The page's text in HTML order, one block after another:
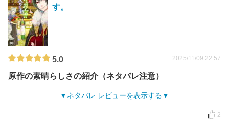
す。
5.0 2025/11/09 22:57
原作の素晴らしさの紹介（ネタバレ注意）
ネタバレ レビューを表示する
2